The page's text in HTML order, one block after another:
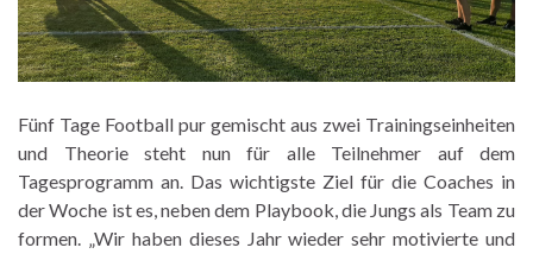
Fünf Tage Football pur gemischt aus zwei Trainingseinheiten
und Theorie steht nun für alle Teilnehmer auf dem
Tagesprogramm an. Das wichtigste Ziel für die Coaches in
der Woche ist es, neben dem Playbook, die Jungs als Team zu
formen. „Wir haben dieses Jahr wieder sehr motivierte und